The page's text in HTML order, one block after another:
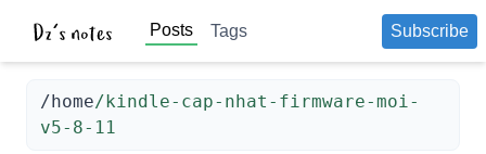
Posts Tags Subscribe
/home/kindle-cap-nhat-firmware-moi-
v5-8-11